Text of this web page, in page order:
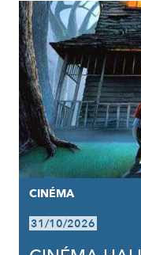
CINÉMA
31/10/2026